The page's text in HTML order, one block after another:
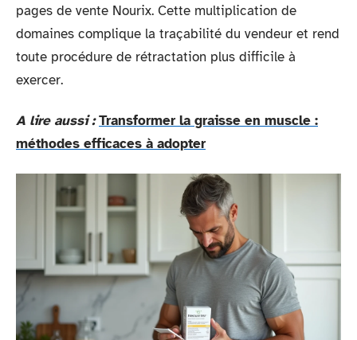
pages de vente Nourix. Cette multiplication de
domaines complique la traçabilité du vendeur et rend
toute procédure de rétractation plus difficile à
exercer.
A lire aussi : Transformer la graisse en muscle :
méthodes efficaces à adopter